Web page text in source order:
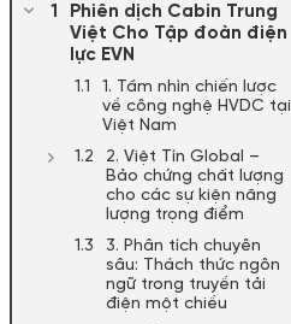
Phiên dịch Cabin Trung
Việt Cho Tập đoàn điện
lực EVN
1. Tầm nhìn chiến lược
về công nghệ HVDC tại
Việt Nam
2. Việt Tín Global –
Bảo chứng chất lượng
cho các sự kiện năng
lượng trọng điểm
3. Phân tích chuyên
sâu: Thách thức ngôn
ngữ trong truyền tải
điện một chiều